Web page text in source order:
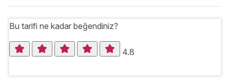
Bu tarifi ne kadar beğendiniz?
4.8